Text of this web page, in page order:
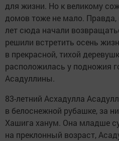
для жизни. Но к великому
домов тоже не мало. Правда,
лет сюда начали
решили встретить осень
в прекрасной, тихой
расположилась у подножия
Асадуллины.
83-летний Асхадулла
в белоснежной рубашке, за
Хашига ханум. Она младше
на преклонный возраст,